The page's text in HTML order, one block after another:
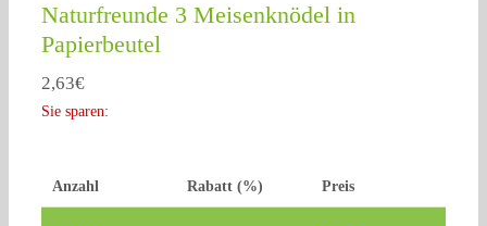
Naturfreunde 3 Meisenknödel in
Papierbeutel
2,63€
Sie sparen:
Anzahl Rabatt (%) Preis